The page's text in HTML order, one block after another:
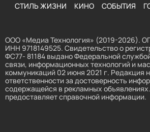
СТИЛЬ ЖИЗНИ КИНО СОБЫТИЯ
ООО «Медиа Технология» (2019-2026).
ИНН 9718149525. Свидетельство о
ФС77- 81184 выдано Федеральной
связи, информационных технологий и
коммуникаций 02 июня 2021 г. Редакция
ответственности за достоверность
содержащейся в рекламных
предоставляет справочной информации.